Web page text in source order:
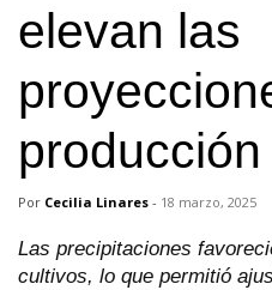
elevan las
producción
Por Cecilia Linares - 18 marzo, 2025
Las precipitaciones
cultivos, lo que permitió